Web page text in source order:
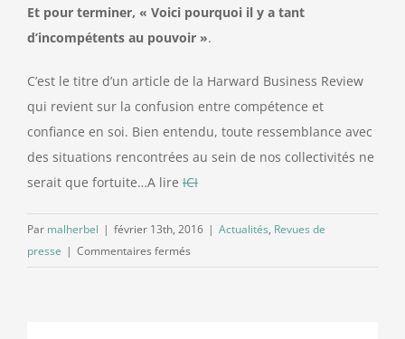
Et pour terminer, « Voici pourquoi il y a tant
d’incompétents au pouvoir ».
C’est le titre d’un article de la Harward Business Review
qui revient sur la confusion entre compétence et
confiance en soi. Bien entendu, toute ressemblance avec
des situations rencontrées au sein de nos collectivités ne
serait que fortuite…A lire ICI
Par malherbel | février 13th, 2016 | Actualités, Revues de
presse | Commentaires fermés